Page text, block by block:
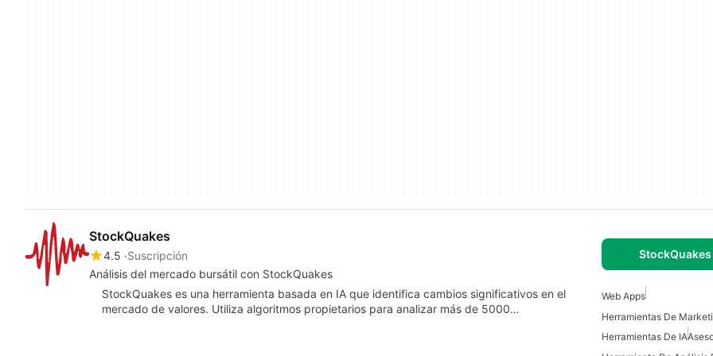
StockQuakes
4.5 Suscripción
Análisis del mercado bursátil con StockQuakes
StockQuakes es una herramienta basada en IA que identifica cambios significativos en el
mercado de valores. Utiliza algoritmos propietarios para analizar más de 5000…
Web Apps
Herramientas De
Herramientas De IA